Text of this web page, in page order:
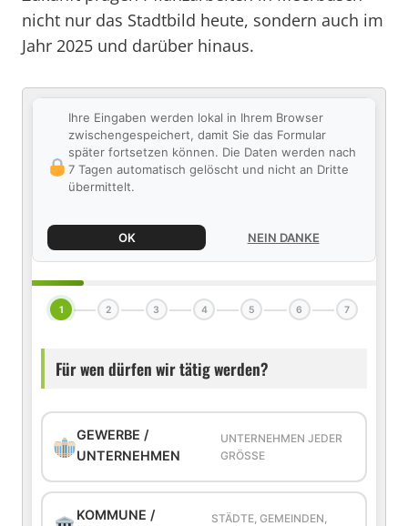
nicht nur das Stadtbild heute, sondern auch im
Jahr 2025 und darüber hinaus.
Ihre Eingaben werden lokal in Ihrem Browser
zwischengespeichert, damit Sie das Formular
später fortsetzen können. Die Daten werden nach
7 Tagen automatisch gelöscht und nicht an Dritte
übermittelt.
OK NEIN DANKE
1 2 3 4 5 6 7
Für wen dürfen wir tätig werden?
GEWERBE /
UNTERNEHMEN
UNTERNEHMEN JEDER
GRÖSSE
KOMMUNE /
STÄDTE, GEMEINDEN,